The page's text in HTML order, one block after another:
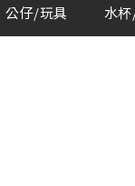
公仔/玩具 水